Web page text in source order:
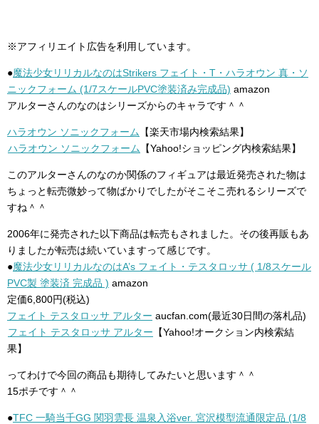
※アフィリエイト広告を利用しています。
●魔法少女リリカルなのはStrikers フェイト・T・ハラオウン 真・ソ
ニックフォーム (1/7スケールPVC塗装済み完成品) amazon
アルターさんのなのはシリーズからのキャラです＾＾
ハラオウン ソニックフォーム
【楽天市場内検索結果】
ハラオウン ソニックフォーム
【Yahoo!ショッピング内検索結果】
このアルターさんのなのか関係のフィギュアは最近発売された物は
ちょっと転売微妙って物ばかりでしたがそこそこ売れるシリーズで
すね＾＾
2006年に発売された以下商品は転売もされました。その後再販もあ
りましたが転売は続いていますって感じです。
●魔法少女リリカルなのはA’s フェイト・テスタロッサ ( 1/8スケール
PVC製 塗装済 完成品 ) amazon
定価6,800円(税込)
フェイト テスタロッサ アルター aucfan.com(最近30日間の落札品)
フェイト テスタロッサ アルター 【Yahoo!オークション内検索結
果】
ってわけで今回の商品も期待してみたいと思います＾＾
15ポチです＾＾
●TFC 一騎当千GG 関羽雲長 温泉入浴ver. 宮沢模型流通限定品 (1/8